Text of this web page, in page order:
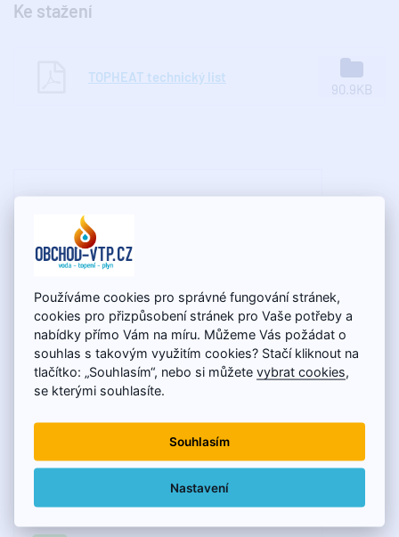
Ke stažení
TOPHEAT technický list
90.9KB
DRAŽICE NAD 50 V 1 akumulačná nádrž 50l,
Používáme cookies pro správné fungování stránek,
cookies pro přizpůsobení stránek pro Vaše potřeby a
nabídky přímo Vám na míru. Můžeme Vás požádat o
souhlas s takovým využitím cookies? Stačí kliknout na
tlačítko: „Souhlasím“, nebo si můžetevybrat cookies
se kterými souhlasíte.
Souhlasím
Nastavení